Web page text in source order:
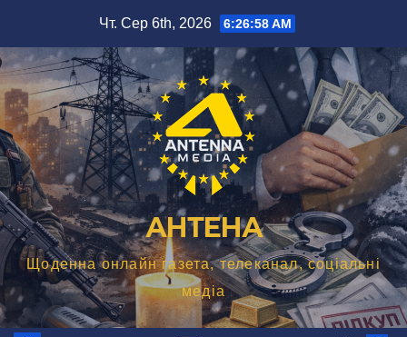
вмісту
Чт. Сер 6th, 2026 6:26:59 AM
АНТЕНА
Щоденна онлайн газета, телеканал, соціальні
медіа